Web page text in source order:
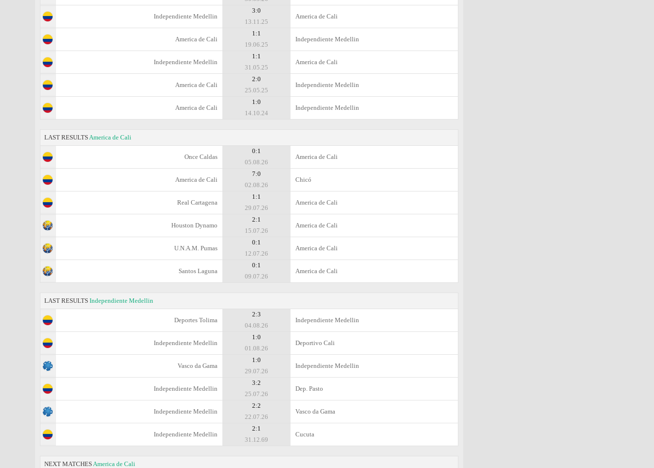
Independiente Medellin
3:0
13.11.25
America de Cali
America de Cali
1:1
19.06.25
Independiente Medellin
Independiente Medellin
1:1
31.05.25
America de Cali
America de Cali
2:0
25.05.25
Independiente Medellin
America de Cali
1:0
14.10.24
Independiente Medellin
LAST RESULTSAmerica de Cali
Once Caldas
0:1
05.08.26
America de Cali
America de Cali
7:0
02.08.26
Chicó
Real Cartagena
1:1
29.07.26
America de Cali
Houston Dynamo
2:1
15.07.26
America de Cali
U.N.A.M. Pumas
0:1
12.07.26
America de Cali
Santos Laguna
0:1
09.07.26
America de Cali
LAST RESULTS Independiente Medellin
Deportes Tolima
2:3
04.08.26
Independiente Medellin
Independiente Medellin
1:0
01.08.26
Deportivo Cali
Vasco da Gama
1:0
29.07.26
Independiente Medellin
Independiente Medellin
3:2
25.07.26
Dep. Pasto
Independiente Medellin
2:2
22.07.26
Vasco da Gama
Independiente Medellin
2:1
31.12.69
Cucuta
NEXT MATCHESAmerica de Cali